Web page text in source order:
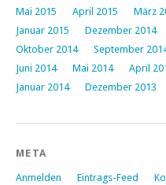
Mai 2015
April 2015 März
Januar 2015
Dezember 2014
Oktober 2014
September
Juni 2014
Mai 2014 April
Januar 2014
Dezember 2013
META
Anmelden Eintrags-Feed